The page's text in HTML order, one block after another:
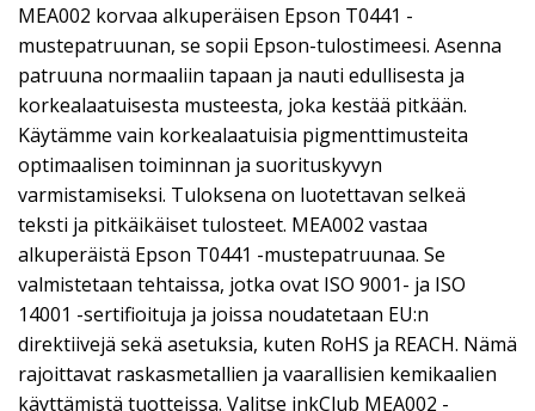
MEA002 korvaa alkuperäisen Epson T0441 -
mustepatruunan, se sopii Epson-tulostimeesi. Asenna
patruuna normaaliin tapaan ja nauti edullisesta ja
korkealaatuisesta musteesta, joka kestää pitkään.
Käytämme vain korkealaatuisia pigmenttimusteita
optimaalisen toiminnan ja suorituskyvyn
varmistamiseksi. Tuloksena on luotettavan selkeä
teksti ja pitkäikäiset tulosteet. MEA002 vastaa
alkuperäistä Epson T0441 -mustepatruunaa. Se
valmistetaan tehtaissa, jotka ovat ISO 9001- ja ISO
14001 -sertifioituja ja joissa noudatetaan EU:n
direktiivejä sekä asetuksia, kuten RoHS ja REACH. Nämä
rajoittavat raskasmetallien ja vaarallisien kemikaalien
käyttämistä tuotteissa. Valitse inkClub MEA002 -